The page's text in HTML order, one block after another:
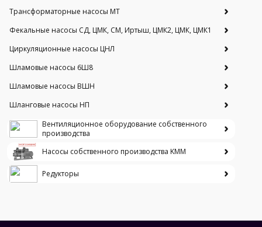
Трансформаторные насосы МТ
Фекальные насосы СД, ЦМК, СМ, Иртыш, ЦМК2, ЦМК, ЦМК1
Циркуляционные насосы ЦНЛ
Шламовые насосы 6Ш8
Шламовые насосы ВШН
Шланговые насосы НП
Вентиляционное оборудование собственного
производства
Насосы собственного производства KMM
Редукторы